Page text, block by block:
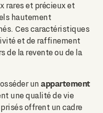
rares et précieux et
hautement
Ces caractéristiques
et de raffinement
de la revente ou de la
un appartement
une qualité de vie
offrent un cadre